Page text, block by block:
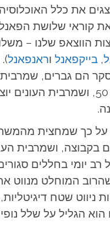
את כלל
את קוראי שלושת
הווצאפ שלנו –
, בייקפאנל וראנפאנל).
הם גברים, שמרבית
הסקר הם מעל גיל 50, ושמרבית
על כך שמחצית
בקבוצה, ושמרבית
רב יומי בחללים
המוחלט מנווט
ניווט שטח דיגיטליות,
הגליל על שלל